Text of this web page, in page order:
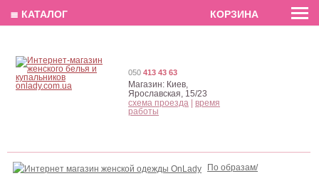
EN РУС
По образам/
050 413 43 63
Магазин: Киев,
Ярославская, 15/23
схема проезда
время
работы
≣ КАТАЛОГ КОРЗИНА